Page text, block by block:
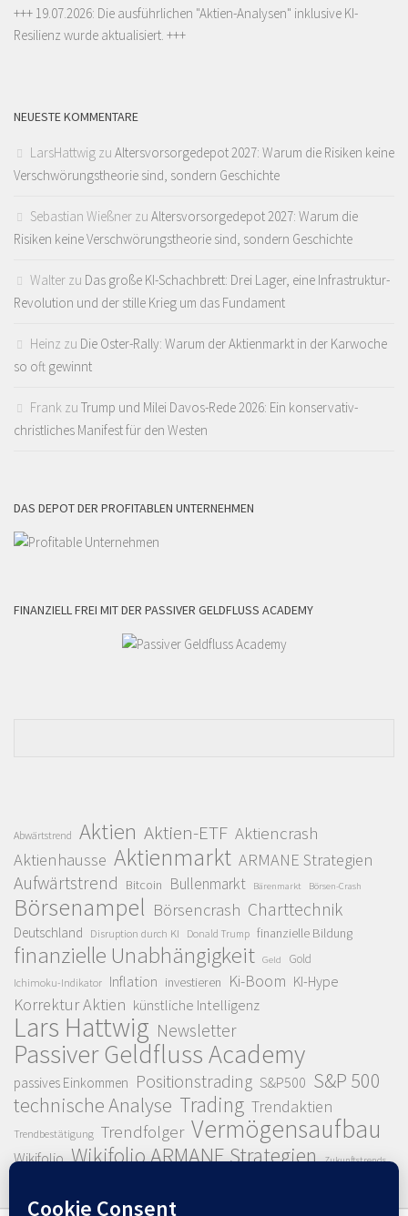
+++ 19.07.2026: Die ausführlichen "Aktien-Analysen" inklusive KI-
Resilienz wurde aktualisiert. +++
NEUESTE KOMMENTARE
LarsHattwig zu Altersvorsorgedepot 2027: Warum die Risiken keine
Verschwörungstheorie sind, sondern Geschichte
Sebastian Wießner zu Altersvorsorgedepot 2027: Warum die
Risiken keine Verschwörungstheorie sind, sondern Geschichte
Walter zu Das große KI-Schachbrett: Drei Lager, eine Infrastruktur-
Revolution und der stille Krieg um das Fundament
Heinz zu Die Oster-Rally: Warum der Aktienmarkt in der Karwoche
so oft gewinnt
Frank zu Trump und Milei Davos-Rede 2026: Ein konservativ-
christliches Manifest für den Westen
DAS DEPOT DER PROFITABLEN UNTERNEHMEN
FINANZIELL FREI MIT DER PASSIVER GELDFLUSS ACADEMY
Abwärtstrend Aktien Aktien-ETF Aktiencrash
Aktienhausse Aktienmarkt ARMANE Strategien
Aufwärtstrend Bitcoin Bullenmarkt Bärenmarkt Börsen-Crash
Börsenampel Börsencrash Charttechnik
Deutschland Disruption durch KI Donald Trump finanzielle Bildung
finanzielle Unabhängigkeit Geld Gold
Ichimoku-Indikator Inflation investieren Ki-Boom KI-Hype
Korrektur Aktien künstliche Intelligenz
Lars Hattwig Newsletter
Passiver Geldfluss Academy
passives Einkommen Positionstrading S&P500 S&P 500
technische Analyse Trading Trendaktien
Trendbestätigung Trendfolger Vermögensaufbau
Wikifolio Wikifolio ARMANE Strategien Zukunftstrends